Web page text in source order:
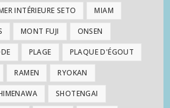
INTÉRIEURE SETO MIAM
MONT FUJI ONSEN
PLAGE PLAQUE D'ÉGOUT
RAMEN RYOKAN
SHOTENGAI